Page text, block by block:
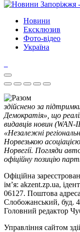
Новини
Ексклюзив
Фото-відео
Україна
здійснено за
Демократія», що
видавців новин
«Незалежні
Норвезькою
Норвегії. Погляди
офіційну позицію
Офіційна
ім’я: akzent.zp.ua,
06127. Поштова
Слобожанський, буд.
Головний редактор
Управління сайтом